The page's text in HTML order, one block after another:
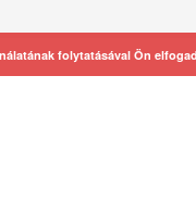
folytatásával Ön